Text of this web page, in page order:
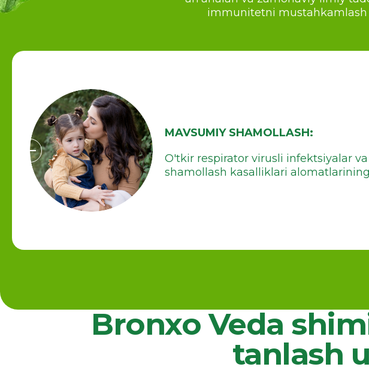
immunitetni
MAVSUMIY SHAMOLLASH:
O'tkir respirator virusli infektsiyalar
shamollash kasalliklari
Bronxo Veda
tanlash